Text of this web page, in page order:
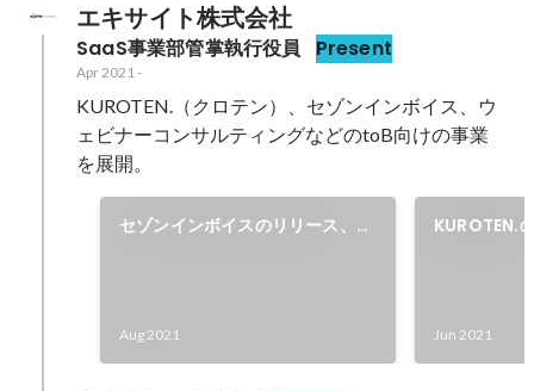
エキサイト株式会社
SaaS事業部管掌執行役員 Present
Apr 2021-
KUROTEN.（クロテン）、セゾンインボイス、ウ
ェビナーコンサルティングなどのtoB向けの事業
を展開。
セゾンインボイスのリリース、事
Aug 2021
KUROTEN.
Jun 2021